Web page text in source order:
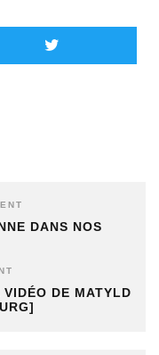
DANS NOS
DE MATYLD